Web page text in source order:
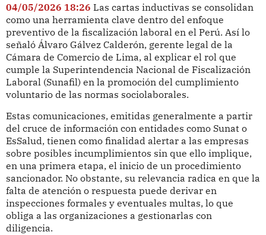
04/05/2026 18:26 Las cartas inductivas se consolidan
como una herramienta clave dentro del enfoque
preventivo de la fiscalización laboral en el Perú. Así lo
señaló Álvaro Gálvez Calderón, gerente legal de la
Cámara de Comercio de Lima, al explicar el rol que
cumple la Superintendencia Nacional de Fiscalización
Laboral (Sunafil) en la promoción del cumplimiento
voluntario de las normas sociolaborales.
Estas comunicaciones, emitidas generalmente a partir
del cruce de información con entidades como Sunat o
EsSalud, tienen como finalidad alertar a las empresas
sobre posibles incumplimientos sin que ello implique,
en una primera etapa, el inicio de un procedimiento
sancionador. No obstante, su relevancia radica en que la
falta de atención o respuesta puede derivar en
inspecciones formales y eventuales multas, lo que
obliga a las organizaciones a gestionarlas con
diligencia.